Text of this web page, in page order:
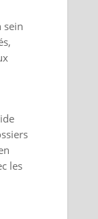
sein
les